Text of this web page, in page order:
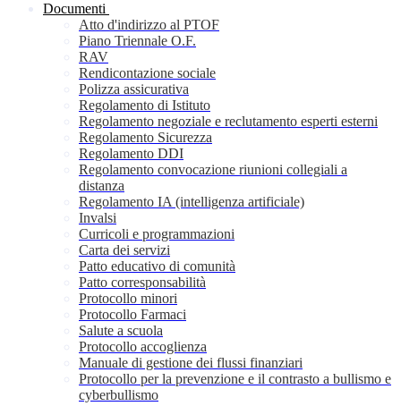
Documenti
Atto d'indirizzo al PTOF
Piano Triennale O.F.
RAV
Rendicontazione sociale
Polizza assicurativa
Regolamento di Istituto
Regolamento negoziale e reclutamento esperti esterni
Regolamento Sicurezza
Regolamento DDI
Regolamento convocazione riunioni collegiali a
distanza
Regolamento IA (intelligenza artificiale)
Invalsi
Curricoli e programmazioni
Carta dei servizi
Patto educativo di comunità
Patto corresponsabilità
Protocollo minori
Protocollo Farmaci
Salute a scuola
Protocollo accoglienza
Manuale di gestione dei flussi finanziari
Protocollo per la prevenzione e il contrasto a bullismo e
cyberbullismo